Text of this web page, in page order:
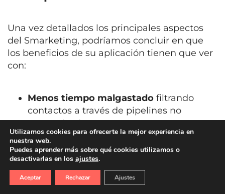
Una vez detallados los principales aspectos
del Smarketing, podríamos concluir en que
los beneficios de su aplicación tienen que ver
con:
Menos tiempo malgastado filtrando
contactos a través de pipelines no
categorizados.
Generación y aceleración delembudo de
ventas.
Visibilidad en el
de marketingy posibilidad de medir el
ROI.
Utilizamos cookies para ofrecerte la mejor experiencia en
nuestra web.
Puedes aprender más sobre qué cookies utilizamos o
desactivarlas en los ajustes.
Aceptar Rechazar Ajustes